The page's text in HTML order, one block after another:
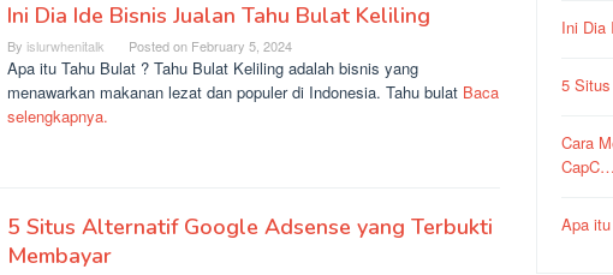
Ini Dia Ide Bisnis Jualan Tahu Bulat Keliling
By islurwhenitalk Posted on February 5, 2024
Apa itu Tahu Bulat ? Tahu Bulat Keliling adalah bisnis yang
menawarkan makanan lezat dan populer di Indonesia. Tahu bulat Baca
selengkapnya.
5 Situs Alternatif Google Adsense yang Terbukti
Membayar
Ini Dia
5
Cara
CapC…
Apa